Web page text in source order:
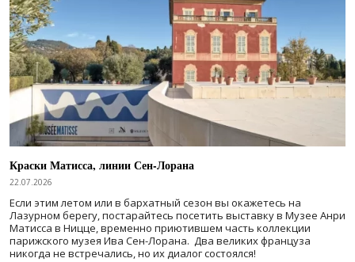
Краски Матисса, линии Сен-Лорана
22.07.2026
Если этим летом или в бархатный сезон вы окажетесь на
Лазурном берегу, постарайтесь посетить выставку в Музее Анри
Матисса в Ницце, временно приютившем часть коллекции
парижского музея Ива Сен-Лорана. Два великих француза
никогда не встречались, но их диалог состоялся!